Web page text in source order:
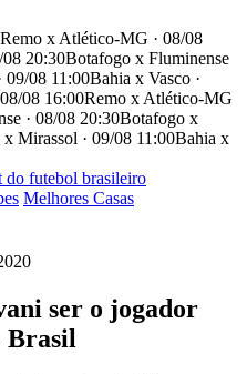
Remo x Atlético-MG · 08/08
08 20:30Botafogo x Fluminense
09/08 11:00Bahia x Vasco ·
08 16:00Remo x Atlético-MG
· 08/08 20:30Botafogo x
Mirassol · 09/08 11:00Bahia x
do futebol brasileiro
Melhores Casas
ser o jogador
Brasil